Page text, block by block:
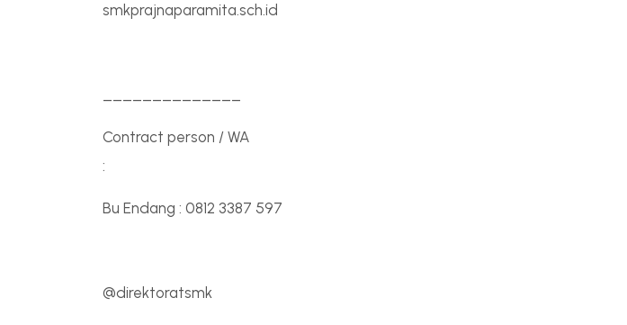
smkprajnaparamita.sch.id
Contract person / WA
:
Bu Endang : 0812 3387 597
@direktoratsmk